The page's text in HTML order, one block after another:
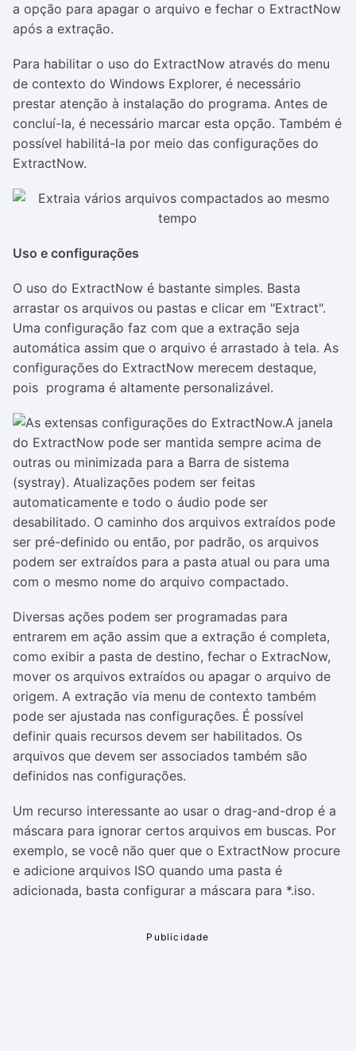
a opção para apagar o arquivo e fechar o ExtractNow
após a extração.
Para habilitar o uso do ExtractNow através do menu
de contexto do Windows Explorer, é necessário
prestar atenção à instalação do programa. Antes de
concluí-la, é necessário marcar esta opção. Também é
possível habilitá-la por meio das configurações do
ExtractNow.
Uso e configurações
O uso do ExtractNow é bastante simples. Basta
arrastar os arquivos ou pastas e clicar em "Extract".
Uma configuração faz com que a extração seja
automática assim que o arquivo é arrastado à tela. As
configurações do ExtractNow merecem destaque,
pois programa é altamente personalizável.
A janela
do ExtractNow pode ser mantida sempre acima de
outras ou minimizada para a Barra de sistema
(systray). Atualizações podem ser feitas
automaticamente e todo o áudio pode ser
desabilitado. O caminho dos arquivos extraídos pode
ser pré-definido ou então, por padrão, os arquivos
podem ser extraídos para a pasta atual ou para uma
com o mesmo nome do arquivo compactado.
Diversas ações podem ser programadas para
entrarem em ação assim que a extração é completa,
como exibir a pasta de destino, fechar o ExtracNow,
mover os arquivos extraídos ou apagar o arquivo de
origem. A extração via menu de contexto também
pode ser ajustada nas configurações. É possível
definir quais recursos devem ser habilitados. Os
arquivos que devem ser associados também são
definidos nas configurações.
Um recurso interessante ao usar o drag-and-drop é a
máscara para ignorar certos arquivos em buscas. Por
exemplo, se você não quer que o ExtractNow procure
e adicione arquivos ISO quando uma pasta é
adicionada, basta configurar a máscara para *.iso.